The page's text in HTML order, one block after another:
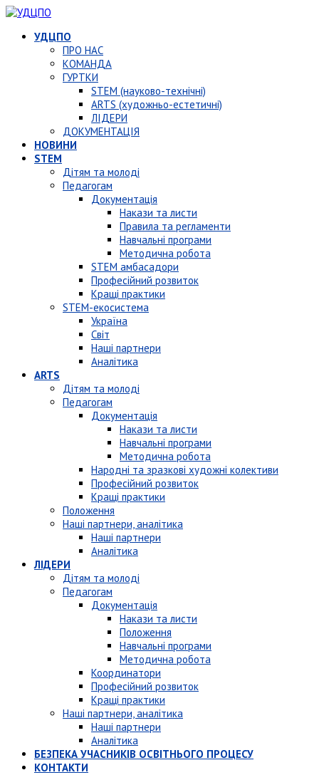
УДЦПО
ПРО НАС
КОМАНДА
ГУРТКИ
STEM (науково-технічні)
ARTS (художньо-естетичні)
ЛІДЕРИ
ДОКУМЕНТАЦІЯ
НОВИНИ
STEM
Дітям та молоді
Педагогам
Документація
Накази та листи
Правила та регламенти
Навчальні програми
Методична робота
STEM амбасадори
Професійний розвиток
Кращі практики
STEM-екосистема
Україна
Світ
Наші партнери
Аналітика
ARTS
Дітям та молоді
Педагогам
Документація
Накази та листи
Навчальні програми
Методична робота
Народні та зразкові художні колективи
Професійний розвиток
Кращі практики
Положення
Наші партнери, аналітика
Наші партнери
Аналітика
ЛІДЕРИ
Дітям та молоді
Педагогам
Документація
Накази та листи
Положення
Навчальні програми
Методична робота
Координатори
Професійний розвиток
Кращі практики
Наші партнери, аналітика
Наші партнери
Аналітика
БЕЗПЕКА УЧАСНИКІВ ОСВІТНЬОГО ПРОЦЕСУ
КОНТАКТИ